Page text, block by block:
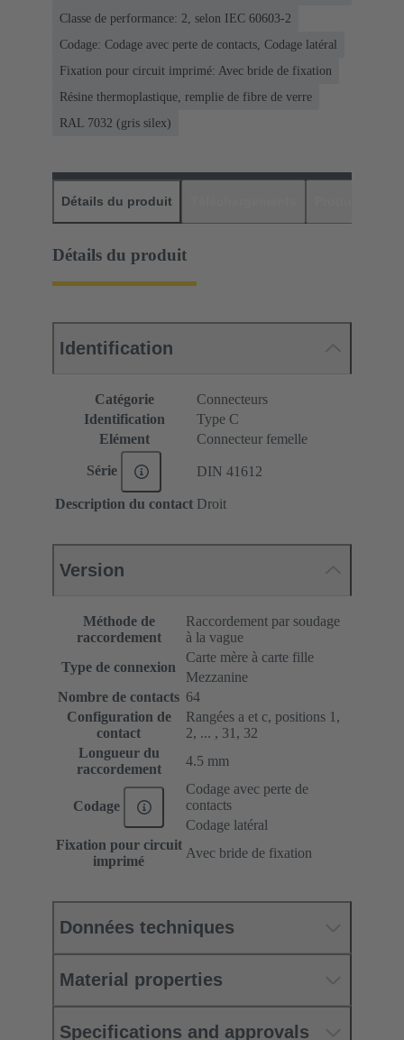
Classe de performance: 2, selon IEC 60603-2
Codage: Codage avec perte de contacts, Codage latéral
Fixation pour circuit imprimé: Avec bride de fixation
Résine thermoplastique, remplie de fibre de verre
RAL 7032 (gris silex)
Détails du produit
Détails du produit
Identification
Catégorie
Connecteurs
Identification
Type C
Elément
Connecteur femelle
Série DIN 41612
Description du contact Droit
Version
Méthode de
raccordement
Raccordement par soudage
à la vague
Type de connexion
Carte mère à carte fille
Mezzanine
Nombre de contacts 64
Configuration de
contact
Rangées a et c, positions 1,
2, ... , 31, 32
Longueur du
raccordement
4.5 mm
Codage
Codage avec perte de
contacts
Codage latéral
Fixation pour circuit
imprimé
Avec bride de fixation
Données techniques
Material properties
Specifications and approvals